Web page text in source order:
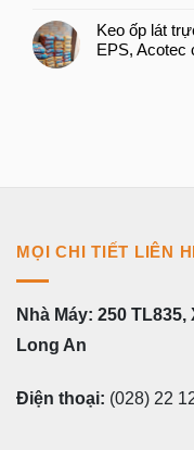
Keo ốp lát
EPS, Acotec
MỌI CHI TIẾT LIÊN
Nhà Máy: 250
Long An
Điện thoại: (028) 22